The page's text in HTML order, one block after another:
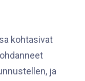
kohtasivat
ja